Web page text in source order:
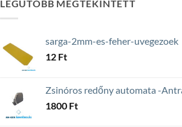
LEGUTÓBB MEGTEKINTETT
sarga-2mm-es-feher-uvegezoek
12 Ft
Zsinóros redőny automata -
1800 Ft